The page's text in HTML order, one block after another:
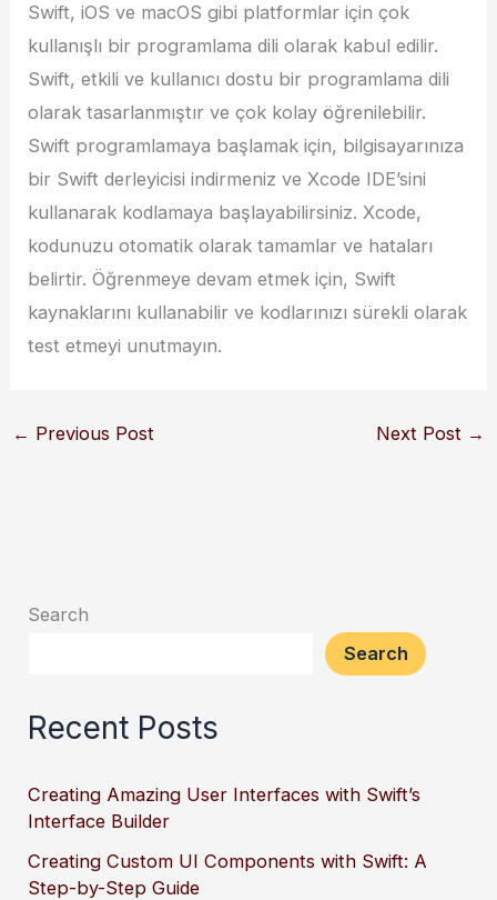
Swift, iOS ve macOS gibi platformlar için çok
kullanışlı bir programlama dili olarak kabul edilir.
Swift, etkili ve kullanıcı dostu bir programlama dili
olarak tasarlanmıştır ve çok kolay öğrenilebilir.
Swift programlamaya başlamak için, bilgisayarınıza
bir Swift derleyicisi indirmeniz ve Xcode IDE’sini
kullanarak kodlamaya başlayabilirsiniz. Xcode,
kodunuzu otomatik olarak tamamlar ve hataları
belirtir. Öğrenmeye devam etmek için, Swift
kaynaklarını kullanabilir ve kodlarınızı sürekli olarak
test etmeyi unutmayın.
← Previous Post Next Post →
Search
Search
Recent Posts
Creating Amazing User Interfaces with Swift’s
Interface Builder
Creating Custom UI Components with Swift: A
Step-by-Step Guide